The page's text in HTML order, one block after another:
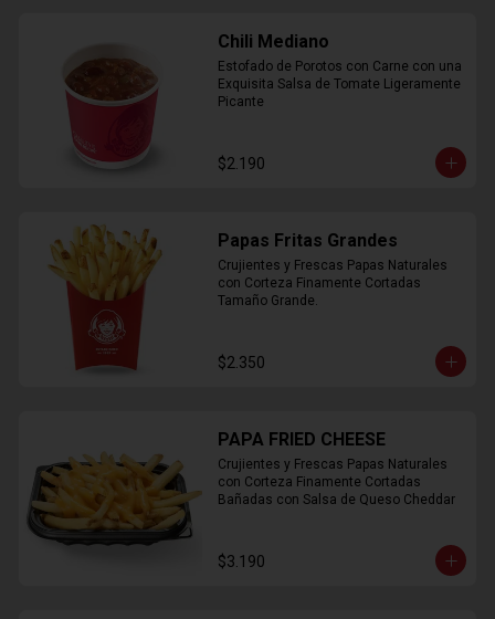
Chili Mediano
Estofado de Porotos con Carne con una
Exquisita Salsa de Tomate Ligeramente
Picante
$2.190
Papas Fritas Grandes
Crujientes y Frescas Papas Naturales
con Corteza Finamente Cortadas
Tamaño Grande.
$2.350
PAPA FRIED CHEESE
Crujientes y Frescas Papas Naturales
con Corteza Finamente Cortadas
Bañadas con Salsa de Queso Cheddar
$3.190